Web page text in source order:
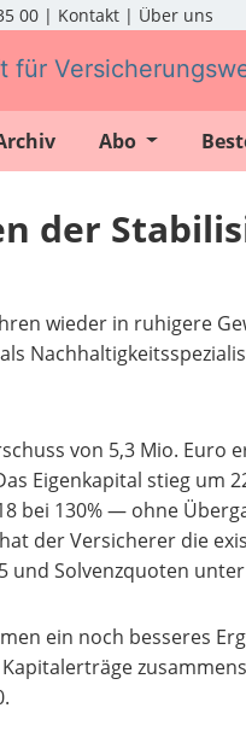
00 | Kontakt | Über uns
Abo
der
wieder in ruhigere
von 5,3 Mio. Euro
Eigenkapital stieg um
bei 130% — ohne
der Versicherer die
und Solvenzquoten
ein noch besseres